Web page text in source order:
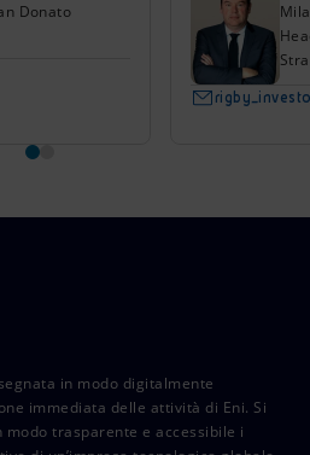
Donato
in modo digitalmente
immediata delle attività di Eni. Si
trasparente e accessibile i